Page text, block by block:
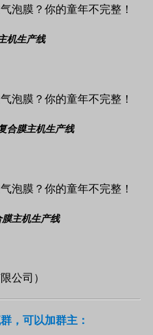
机生产线
合膜主机生产线
主机生产线
公司）
，可以加群主：